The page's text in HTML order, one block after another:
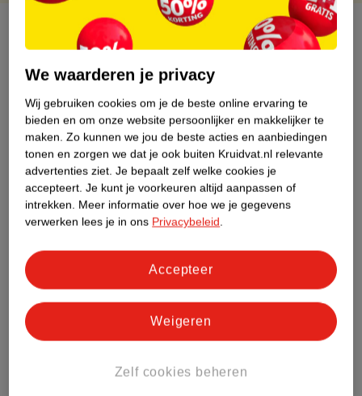
Over dit product
Productinformatie
Etiketinformatie
Nature Impact Score
Dit product heeft (nog) geen Nature
Impact Score.
Meer informatie
Bestel & Bezorginformatie
Bekijk ook
Alle Krullenverzorging
We waarderen je privacy
Wij gebruiken cookies om je de beste online ervaring te
bieden en om onze website persoonlijker en makkelijker te
maken. Zo kunnen we jou de beste acties en aanbiedingen
tonen en zorgen we dat je ook buiten Kruidvat.nl relevante
advertenties ziet. Je bepaalt zelf welke cookies je
accepteert. Je kunt je voorkeuren altijd aanpassen of
intrekken. Meer informatie over hoe we je gegevens
verwerken lees je in ons Privacybeleid.
Zelf cookies beheren
Weigeren
Accepteer